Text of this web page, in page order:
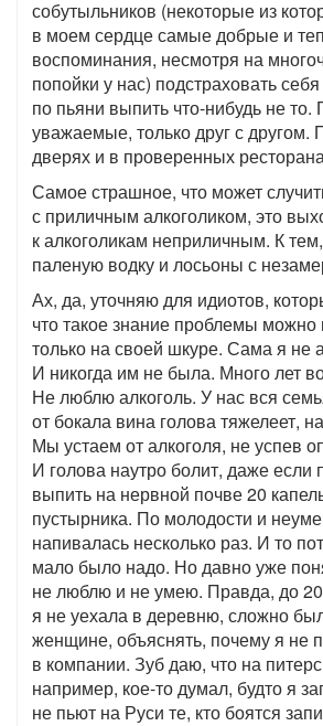
собутыльников (некоторые из
в моем сердце самые добрые и
воспоминания, несмотря на
попойки у нас) подстраховать
по пьяни выпить что-нибудь не то.
уважаемые, только друг с другом.
дверях и в проверенных
Самое страшное, что может
с приличным алкоголиком, это
к алкоголикам неприличным. К
паленую водку и лосьоны с
Ах, да, уточняю для идиотов,
что такое знание проблемы можно
только на своей шкуре. Сама я не
И никогда им не была. Много лет
Не люблю алкоголь. У нас вся
от бокала вина голова тяжелеет,
Мы устаем от алкоголя, не успев
И голова наутро болит, даже если
выпить на нервной почве 20
пустырника. По молодости и
напивалась несколько раз. И то
мало было надо. Но давно уже
не люблю и не умею. Правда, до
я не уехала в деревню, сложно
женщине, объяснять, почему я не
в компании. Зуб даю, что на
например, кое-то думал, будто я
не пьют на Руси те, кто боятся